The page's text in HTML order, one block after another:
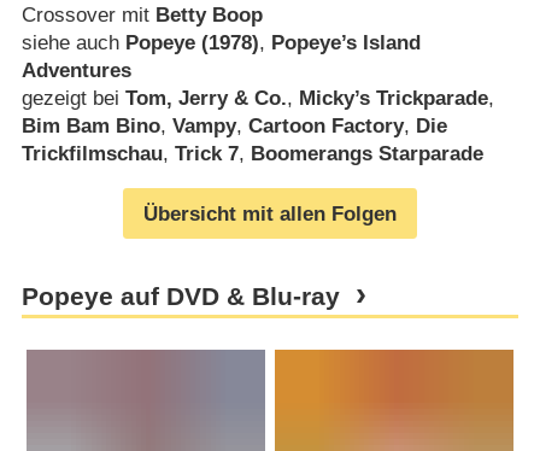
Crossover mit Betty Boop
siehe auch Popeye (1978), Popeye’s Island
Adventures
gezeigt bei Tom, Jerry & Co., Micky’s Trickparade,
Bim Bam Bino, Vampy, Cartoon Factory, Die
Trickfilmschau, Trick 7, Boomerangs Starparade
Übersicht mit allen Folgen
Popeye auf DVD & Blu-ray